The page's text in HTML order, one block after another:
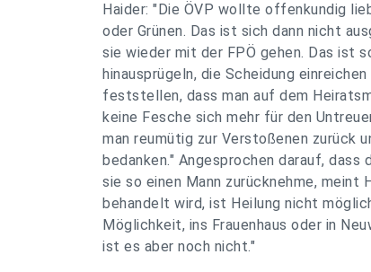
Haider: "Die ÖVP wollte offenkundig
oder Grünen. Das ist sich dann nicht
sie wieder mit der FPÖ gehen. Das ist
hinausprügeln, die Scheidung
feststellen, dass man auf dem
keine Fesche sich mehr für den
man reumütig zur Verstoßenen zurück
bedanken." Angesprochen darauf, dass
sie so einen Mann zurücknehme, meint
behandelt wird, ist Heilung nicht
Möglichkeit, ins Frauenhaus oder in
ist es aber noch nicht."